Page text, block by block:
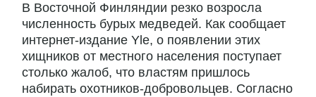
В Восточной Финляндии резко возросла
численность бурых медведей. Как сообщает
интернет-издание Yle, о появлении этих
хищников от местного населения поступает
столько жалоб, что властям пришлось
набирать охотников-добровольцев. Согласно